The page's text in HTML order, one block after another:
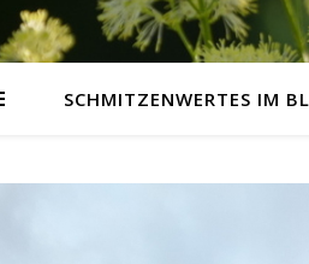
SCHMITZENWERTES IM